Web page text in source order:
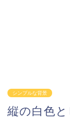
シンプルな背景
縦の白色